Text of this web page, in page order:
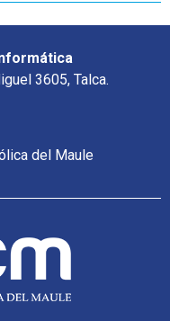
3605, Talca.
del Maule